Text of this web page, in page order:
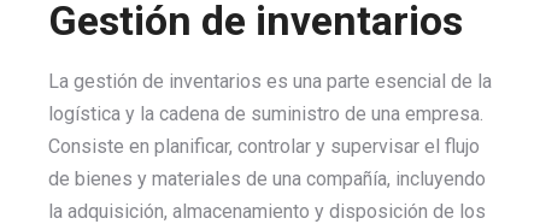
Gestión de inventarios
La gestión de inventarios es una parte esencial de la
logística y la cadena de suministro de una empresa.
Consiste en planificar, controlar y supervisar el flujo
de bienes y materiales de una compañía, incluyendo
la adquisición, almacenamiento y disposición de los